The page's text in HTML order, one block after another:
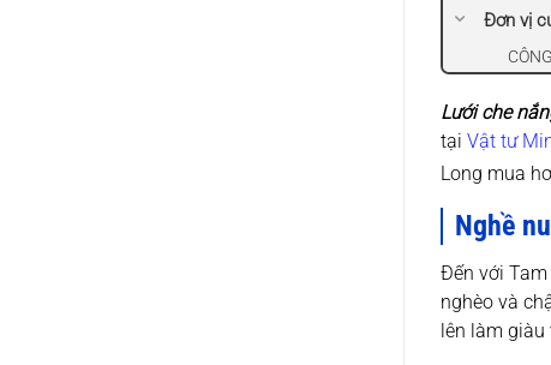
Đơn vị
Lưới che
tại Vật tư
Long mua
Nghề
Đến với
nghèo và
lên làm